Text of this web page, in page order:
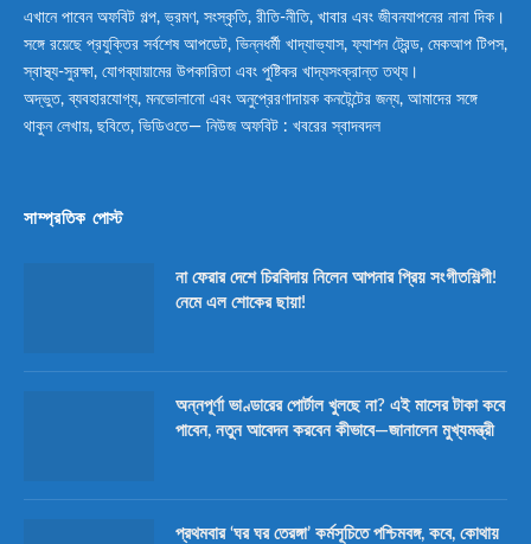
এখানে পাবেন অফবিট গল্প, ভ্রমণ, সংস্কৃতি, রীতি-নীতি, খাবার এবং জীবনযাপনের নানা দিক।
সঙ্গে রয়েছে প্রযুক্তির সর্বশেষ আপডেট, ভিন্নধর্মী খাদ্যাভ্যাস, ফ্যাশন ট্রেন্ড, মেকআপ টিপস,
স্বাস্থ্য-সুরক্ষা, যোগব্যায়ামের উপকারিতা এবং পুষ্টিকর খাদ্যসংক্রান্ত তথ্য।
অদ্ভুত, ব্যবহারযোগ্য, মনভোলানো এবং অনুপ্রেরণাদায়ক কনটেন্টের জন্য, আমাদের সঙ্গে
থাকুন লেখায়, ছবিতে, ভিডিওতে— নিউজ অফবিট : খবরের স্বাদবদল
সাম্প্রতিক পোস্ট
না ফেরার দেশে চিরবিদায় নিলেন আপনার প্রিয় সংগীতশিল্পী!
নেমে এল শোকের ছায়া!
অন্নপূর্ণা ভাণ্ডারের পোর্টাল খুলছে না? এই মাসের টাকা কবে
পাবেন, নতুন আবেদন করবেন কীভাবে—জানালেন মুখ্যমন্ত্রী
প্রথমবার ‘ঘর ঘর তেরঙ্গা’ কর্মসূচিতে পশ্চিমবঙ্গ, কবে, কোথায়